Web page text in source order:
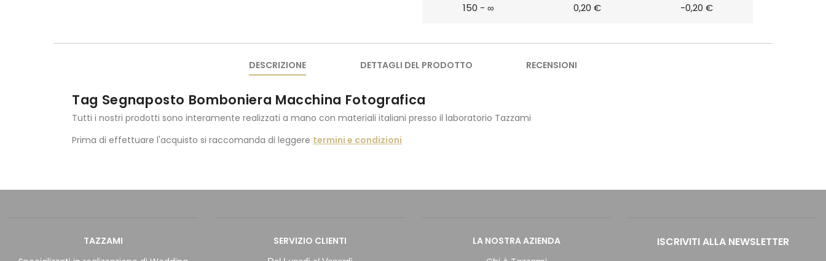
150 - ∞ 0,20 € -0,20 €
DESCRIZIONE DETTAGLI DEL PRODOTTO RECENSIONI
Tag Segnaposto Bomboniera Macchina Fotografica
Tutti i nostri prodotti sono interamente realizzati a mano con materiali italiani presso il laboratorio Tazzami
Prima di effettuare l'acquisto si raccomanda di leggere termini e condizioni
TAZZAMI
SERVIZIO CLIENTI
LA NOSTRA AZIENDA
ISCRIVITI ALLA NEWSLETTER